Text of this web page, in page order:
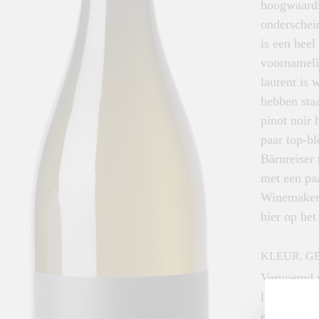
is een
laurent is
hebben
pinot noir
paar top-
met een
hier op
KLEUR,
Vernoemd
ligging.
en malo-